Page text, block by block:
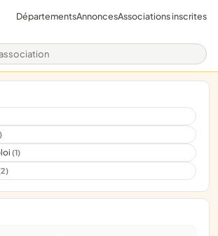
association
DépartementsAnnoncesAssociations inscrites
(1)